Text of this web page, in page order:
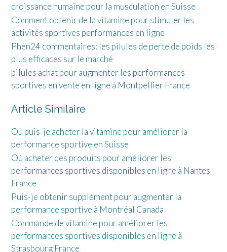
croissance humaine pour la musculation en Suisse
Comment obtenir de la vitamine pour stimuler les
activités sportives performances en ligne
Phen24 commentaires: les pilules de perte de poids les
plus efficaces sur le marché
pilules achat pour augmenter les performances
sportives en vente en ligne à Montpellier France
Article Similaire
Où puis-je acheter la vitamine pour améliorer la
performance sportive en Suisse
Où acheter des produits pour améliorer les
performances sportives disponibles en ligne à Nantes
France
Puis-je obtenir supplément pour augmenter la
performance sportive à Montréal Canada
Commande de vitamine pour améliorer les
performances sportives disponibles en ligne à
Strasbourg France